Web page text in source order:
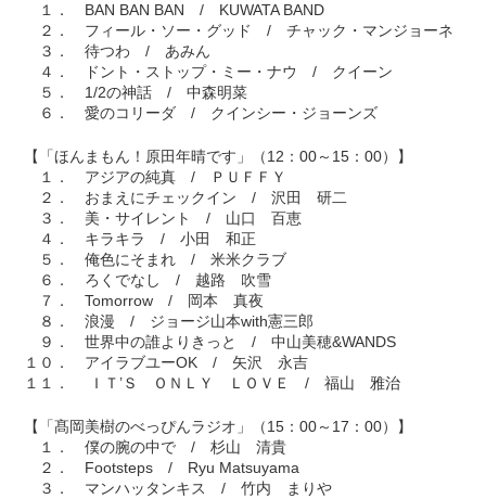
１． BAN BAN BAN / KUWATA BAND
２． フィール・ソー・グッド / チャック・マンジョーネ
３． 待つわ / あみん
４． ドント・ストップ・ミー・ナウ / クイーン
５． 1/2の神話 / 中森明菜
６． 愛のコリーダ / クインシー・ジョーンズ
【「ほんまもん！原田年晴です」（12：00～15：00）】
１． アジアの純真 / ＰＵＦＦＹ
２． おまえにチェックイン / 沢田 研二
３． 美・サイレント / 山口 百恵
４． キラキラ / 小田 和正
５． 俺色にそまれ / 米米クラブ
６． ろくでなし / 越路 吹雪
７． Tomorrow / 岡本 真夜
８． 浪漫 / ジョージ山本with憲三郎
９． 世界中の誰よりきっと / 中山美穂&WANDS
１０． アイラブユーOK / 矢沢 永吉
１１． ＩＴ’Ｓ ＯＮＬＹ ＬＯＶＥ / 福山 雅治
【「髙岡美樹のべっぴんラジオ」（15：00～17：00）】
１． 僕の腕の中で / 杉山 清貴
２． Footsteps / Ryu Matsuyama
３． マンハッタンキス / 竹内 まりや